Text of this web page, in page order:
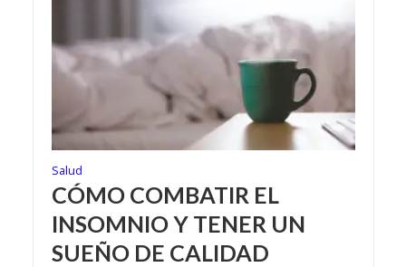
Salud
CÓMO COMBATIR EL
INSOMNIO Y TENER UN
SUEÑO DE CALIDAD